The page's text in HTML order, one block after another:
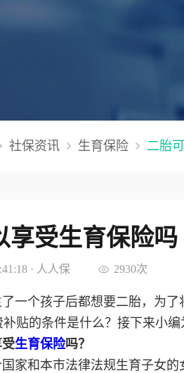
社保资讯 生育保险 二胎
享受生育保险吗
· 人人保 2930次
一个孩子后都想要二胎，为
贴的条件是什么？接下来小编
生育保险吗？
家和本市法律法规生育子女